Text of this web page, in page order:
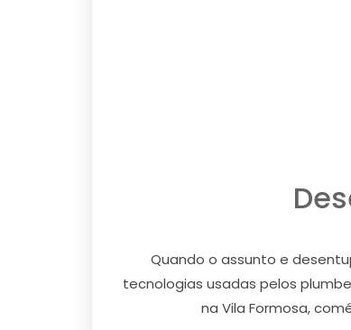
Quando o assunto e
tecnologias usadas pelos
na Vila Formosa,